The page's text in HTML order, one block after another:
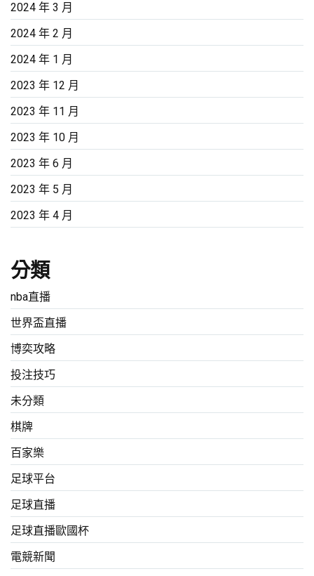
2024 年 3 月
2024 年 2 月
2024 年 1 月
2023 年 12 月
2023 年 11 月
2023 年 10 月
2023 年 6 月
2023 年 5 月
2023 年 4 月
分類
nba直播
世界盃直播
博奕攻略
投注技巧
未分類
棋牌
百家樂
足球平台
足球直播
足球直播歐國杯
電競新聞